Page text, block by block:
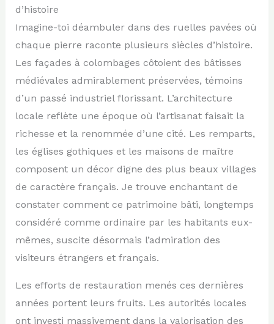
d’histoire
Imagine-toi déambuler dans des ruelles pavées où
chaque pierre raconte plusieurs siècles d’histoire.
Les façades à colombages côtoient des bâtisses
médiévales admirablement préservées, témoins
d’un passé industriel florissant. L’architecture
locale reflète une époque où l’artisanat faisait la
richesse et la renommée d’une cité. Les remparts,
les églises gothiques et les maisons de maître
composent un décor digne des plus beaux villages
de caractère français. Je trouve enchantant de
constater comment ce patrimoine bâti, longtemps
considéré comme ordinaire par les habitants eux-
mêmes, suscite désormais l’admiration des
visiteurs étrangers et français.
Les efforts de restauration menés ces dernières
années portent leurs fruits. Les autorités locales
ont investi massivement dans la valorisation des